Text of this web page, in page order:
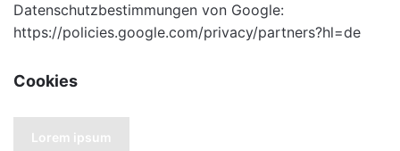
Datenschutzbestimmungen von Google:
https://policies.google.com/privacy/partners?hl=de
Cookies
Lorem ipsum